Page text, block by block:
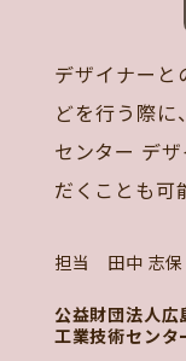
デザイナーと
どを行う際
センター デ
だくことも可
担当 田中 志保
公益財団法人広
工業技術センタ